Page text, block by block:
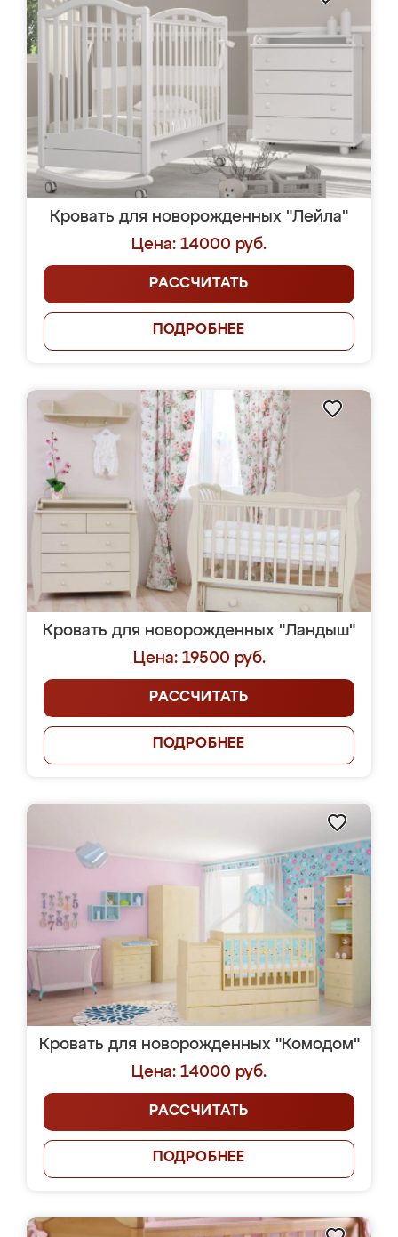
Кровать для новорожденных "Лейла"
Цена: 14000 руб.
РАССЧИТАТЬ
ПОДРОБНЕЕ
Кровать для новорожденных "Ландыш"
Цена: 19500 руб.
РАССЧИТАТЬ
ПОДРОБНЕЕ
Кровать для новорожденных "Комодом"
Цена: 14000 руб.
РАССЧИТАТЬ
ПОДРОБНЕЕ